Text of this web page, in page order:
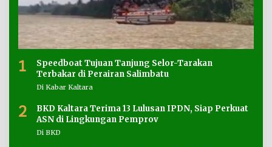
1
Speedboat Tujuan Tanjung Selor-Tarakan
Terbakar di Perairan Salimbatu
Di Kabar Kaltara
2
BKD Kaltara Terima 13 Lulusan IPDN, Siap Perkuat
ASN di Lingkungan Pemprov
Di BKD